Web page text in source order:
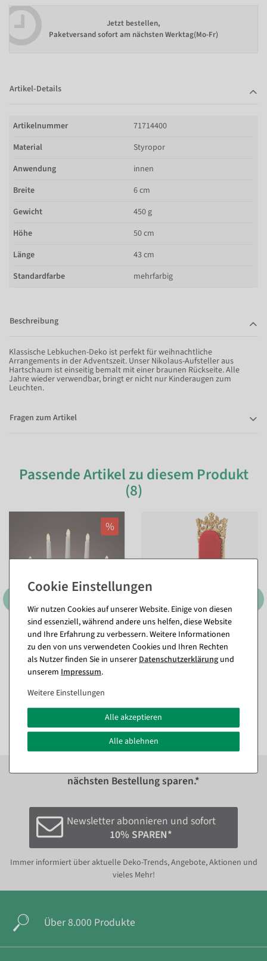
Jetzt bestellen,
Paketversand sofort am nächsten Werktag(Mo-Fr)
Artikel-Details
Artikelnummer
71714400
Material
Styropor
Anwendung
innen
Breite
6 cm
Gewicht
450 g
Höhe
50 cm
Länge
43 cm
Standardfarbe
mehrfarbig
Beschreibung
Klassische Lebkuchen-Deko ist perfekt für weihnachtliche
Arrangements in der Adventszeit. Unser Nikolaus-Aufsteller aus
Hartschaum ist einseitig bemalt mit einer braunen Rückseite. Alle
Jahre wieder verwendbar, bringt er nicht nur Kinderaugen zum
Leuchten.
Fragen zum Artikel
Passende Artikel zu diesem Produkt
(8)
%
Schwibbogen mit 5 LED
Kerzen 33 cm
Sofort versandfähig.
18,98 €
10,65 €
8,95 EUR zzgl. ges. MwSt.
Thron "Barock" 190 cm
hoch, gold-rot
Artikel aktuell nicht lagernd.
Zum Newsletter anmelden und sofort10%bei der
nächsten Bestellung sparen.*
Newsletter abonnieren und sofort
10% SPAREN*
Immer informiert über aktuelle Deko-Trends, Angebote, Aktionen und
vieles Mehr!
Über 8.000 Produkte
Wir nutzen Cookies auf unserer Website. Einige von diesen
sind essenziell, während andere uns helfen, diese Website
und Ihre Erfahrung zu verbessern. Weitere Informationen
zu den von uns verwendeten Cookies und Ihren Rechten
als Nutzer finden Sie in unsererDaten­schutz­erklärung und
unserem Impressum.
Weitere Einstellungen
Alle akzeptieren
Alle ablehnen